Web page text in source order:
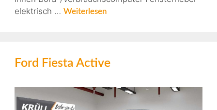
elektrisch … Weiterlesen
Ford Fiesta Active